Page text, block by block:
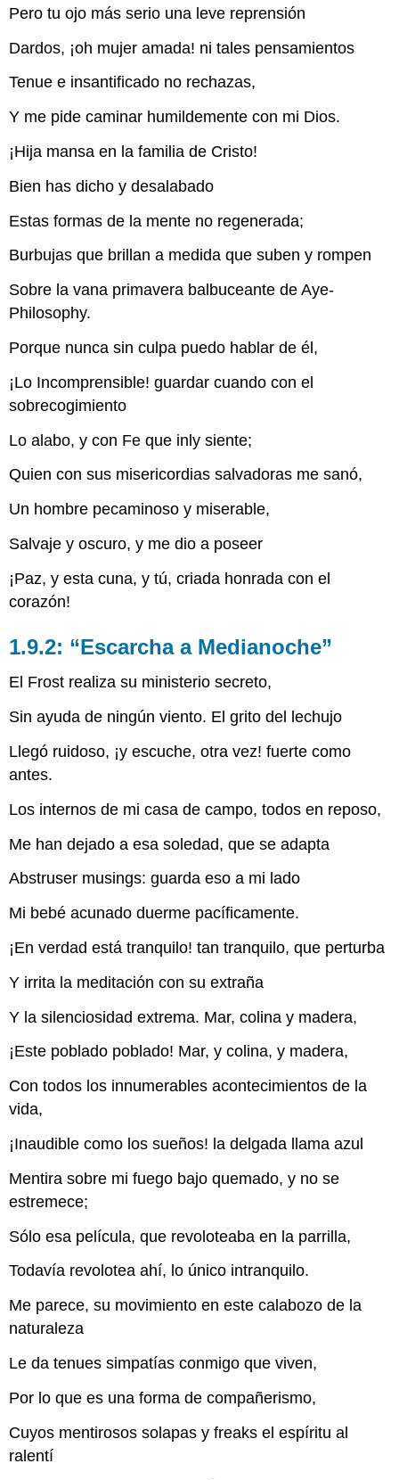
Pero tu ojo más serio una leve reprensión
Dardos, ¡oh mujer amada! ni tales pensamientos
Tenue e insantificado no rechazas,
Y me pide caminar humildemente con mi Dios.
¡Hija mansa en la familia de Cristo!
Bien has dicho y desalabado
Estas formas de la mente no regenerada;
Burbujas que brillan a medida que suben y rompen
Sobre la vana primavera balbuceante de Aye-
Philosophy.
Porque nunca sin culpa puedo hablar de él,
¡Lo Incomprensible! guardar cuando con el
sobrecogimiento
Lo alabo, y con Fe que inly siente;
Quien con sus misericordias salvadoras me sanó,
Un hombre pecaminoso y miserable,
Salvaje y oscuro, y me dio a poseer
¡Paz, y esta cuna, y tú, criada honrada con el
corazón!
1.9.2: “Escarcha a Medianoche”
El Frost realiza su ministerio secreto,
Sin ayuda de ningún viento. El grito del lechujo
Llegó ruidoso, ¡y escuche, otra vez! fuerte como
antes.
Los internos de mi casa de campo, todos en reposo,
Me han dejado a esa soledad, que se adapta
Abstruser musings: guarda eso a mi lado
Mi bebé acunado duerme pacíficamente.
¡En verdad está tranquilo! tan tranquilo, que perturba
Y irrita la meditación con su extraña
Y la silenciosidad extrema. Mar, colina y madera,
¡Este poblado poblado! Mar, y colina, y madera,
Con todos los innumerables acontecimientos de la
vida,
¡Inaudible como los sueños! la delgada llama azul
Mentira sobre mi fuego bajo quemado, y no se
estremece;
Sólo esa película, que revoloteaba en la parrilla,
Todavía revolotea ahí, lo único intranquilo.
Me parece, su movimiento en este calabozo de la
naturaleza
Le da tenues simpatías conmigo que viven,
Por lo que es una forma de compañerismo,
Cuyos mentirosos solapas y freaks el espíritu al
ralentí